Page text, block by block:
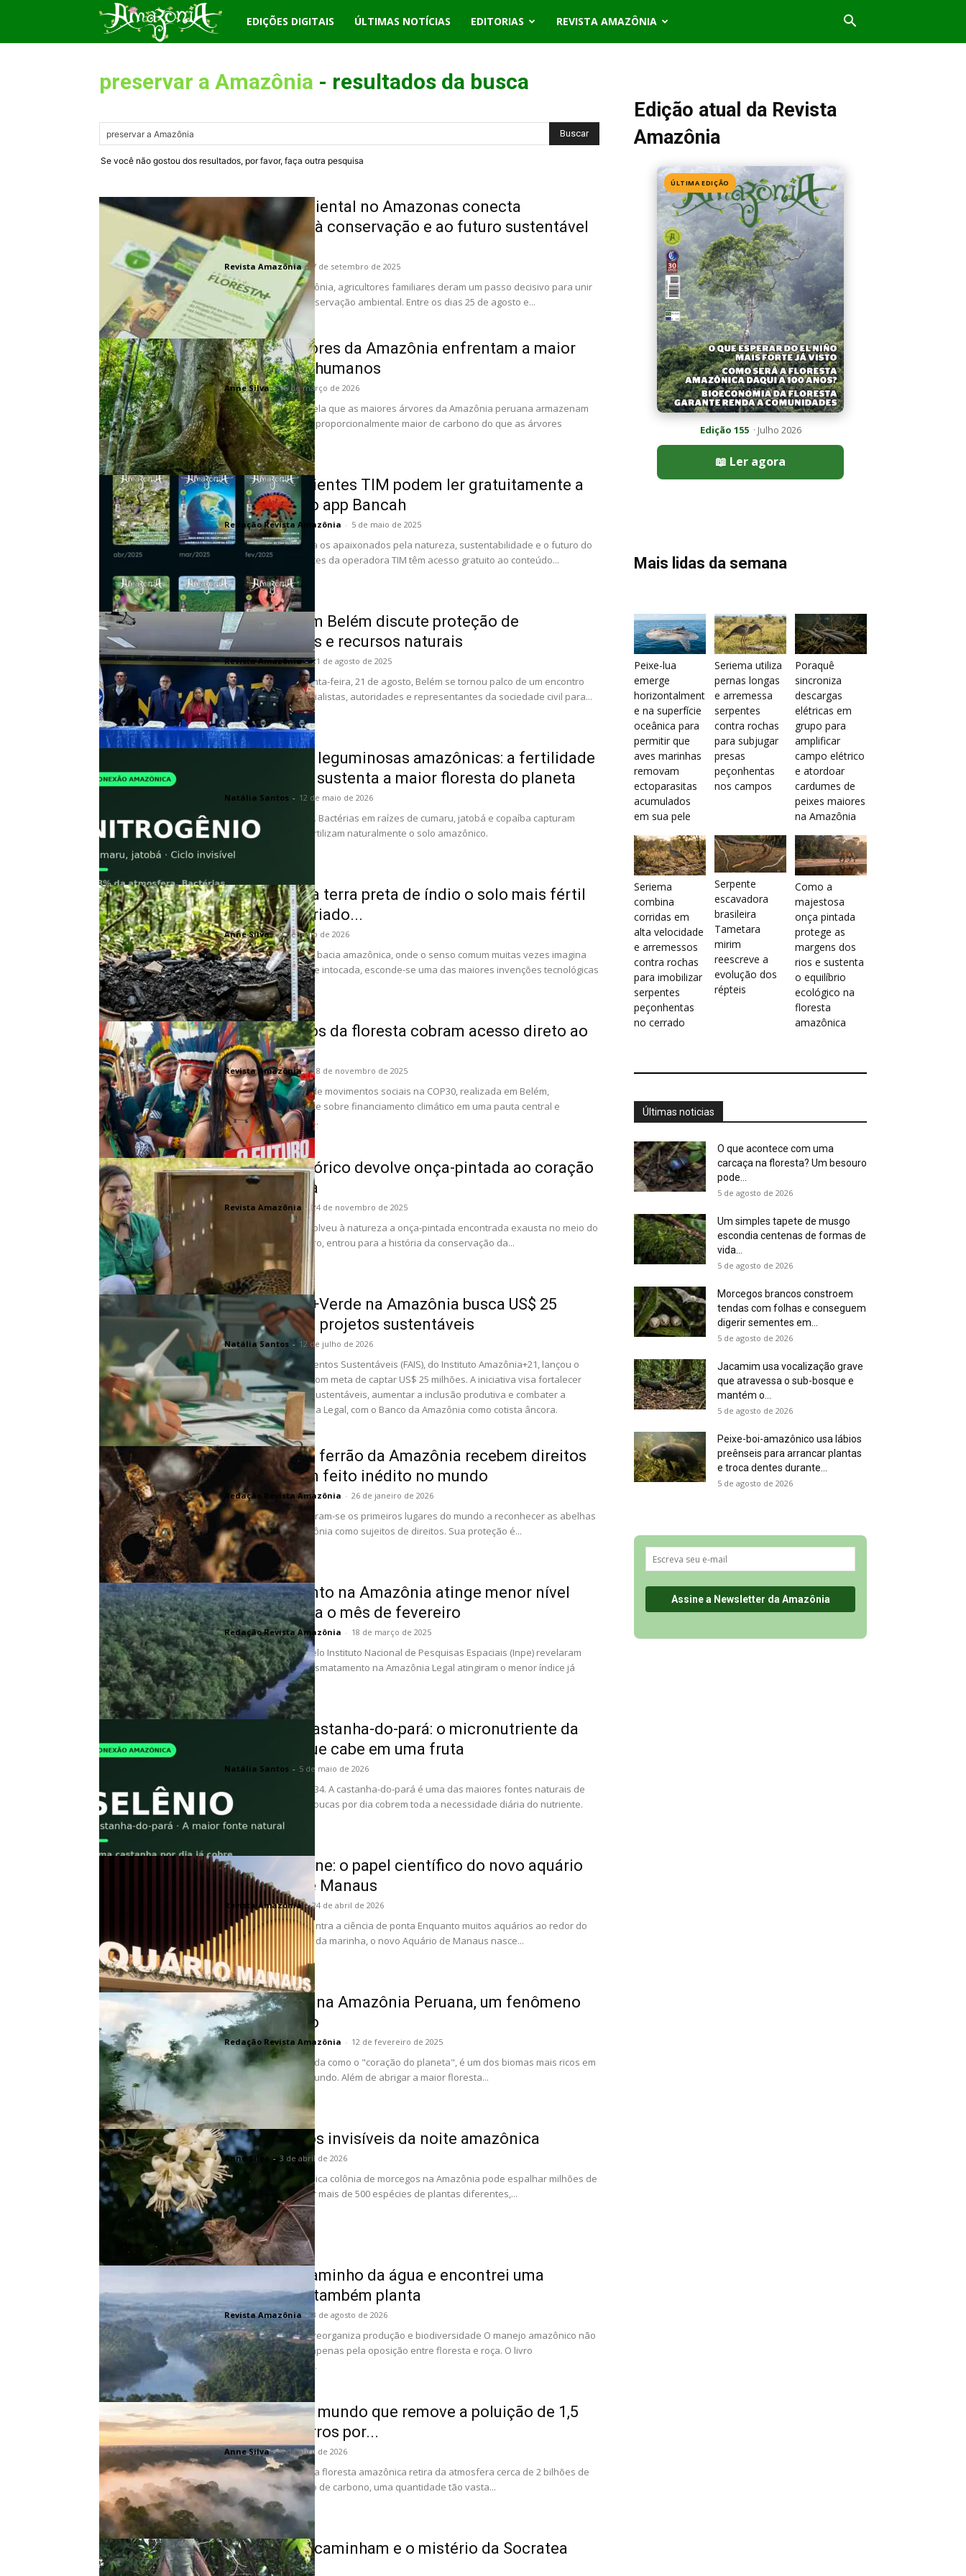
Revista
EDIÇÕES DIGITAIS ÚLTIMAS NOTÍCIAS EDITORIAS REVISTA AMAZÔNIA
preservar a Amazônia - resultados da busca
Se você não gostou dos resultados, por favor, faça outra pesquisa
Mutirão ambiental no Amazonas conecta
agricultores à conservação e ao futuro sustentável
da floresta
Revista Amazônia - 7 de setembro de 2025
No coração da Amazônia, agricultores familiares deram um passo decisivo para unir
produção rural e preservação ambiental. Entre os dias 25 de agosto e...
Maiores árvores da Amazônia enfrentam a maior
ameaça dos humanos
Anne Silva - 15 de março de 2026
Um novo estudo revela que as maiores árvores da Amazônia peruana armazenam
uma quantidade desproporcionalmente maior de carbono do que as árvores
menores. No...
Novidade, clientes TIM podem ler gratuitamente a
Amazônia no app Bancah
Redação Revista Amazônia - 5 de maio de 2025
Uma boa notícia para os apaixonados pela natureza, sustentabilidade e o futuro do
planeta: agora, clientes da operadora TIM têm acesso gratuito ao conteúdo...
Seminário em Belém discute proteção de
comunidades e recursos naturais
Revista Amazônia - 21 de agosto de 2025
Na manhã desta quinta-feira, 21 de agosto, Belém se tornou palco de um encontro
decisivo entre especialistas, autoridades e representantes da sociedade civil para...
Nitrogênio e leguminosas amazônicas: a fertilidade
invisível que sustenta a maior floresta do planeta
Natália Santos - 12 de maio de 2026
Símbolo N, número 7. Bactérias em raízes de cumaru, jatobá e copaíba capturam
nitrogênio do ar e fertilizam naturalmente o solo amazônico.
O mistério da terra preta de índio o solo mais fértil
do planeta criado...
Anne Silva - 9 de maio de 2026
Nas profundezas da bacia amazônica, onde o senso comum muitas vezes imagina
uma floresta virgem e intocada, esconde-se uma das maiores invenções tecnológicas
da...
Por que povos da floresta cobram acesso direto ao
clima
Revista Amazônia - 18 de novembro de 2025
A presença intensa de movimentos sociais na COP30, realizada em Belém,
transformou o debate sobre financiamento climático em uma pauta central e
incontornável. Entre...
Resgate histórico devolve onça-pintada ao coração
da Amazônia
Revista Amazônia - 24 de novembro de 2025
A operação que devolveu à natureza a onça-pintada encontrada exausta no meio do
Rio Negro, em outubro, entrou para a história da conservação da...
Fundo Rural+Verde na Amazônia busca US$ 25
milhões para projetos sustentáveis
Natália Santos - 12 de julho de 2026
A Facility de Investimentos Sustentáveis (FAIS), do Instituto Amazônia+21, lançou o
Fundo Rural+Verde com meta de captar US$ 25 milhões. A iniciativa visa fortalecer
cadeias produtivas sustentáveis, aumentar a inclusão produtiva e combater a
pobreza na Amazônia Legal, com o Banco da Amazônia como cotista âncora.
Abelhas sem ferrão da Amazônia recebem direitos
legais em um feito inédito no mundo
Redação Revista Amazônia - 26 de janeiro de 2026
Satipo e Nauta tornaram-se os primeiros lugares do mundo a reconhecer as abelhas
sem ferrão da Amazônia como sujeitos de direitos. Sua proteção é...
Desmatamento na Amazônia atinge menor nível
histórico para o mês de fevereiro
Redação Revista Amazônia - 18 de março de 2025
Dados divulgados pelo Instituto Nacional de Pesquisas Espaciais (Inpe) revelaram
que os alertas de desmatamento na Amazônia Legal atingiram o menor índice já
registrado...
Selênio da castanha-do-pará: o micronutriente da
Amazônia que cabe em uma fruta
Natália Santos - 5 de maio de 2026
Símbolo Se, número 34. A castanha-do-pará é uma das maiores fontes naturais de
selênio do mundo. Poucas por dia cobrem toda a necessidade diária do nutriente.
Além da vitrine: o papel científico do novo aquário
municipal de Manaus
Revista Amazônia - 24 de abril de 2026
Onde o turismo encontra a ciência de ponta Enquanto muitos aquários ao redor do
mundo celebram a vida marinha, o novo Aquário de Manaus nasce...
Rio fervente na Amazônia Peruana, um fenômeno
natural único
Redação Revista Amazônia - 12 de fevereiro de 2025
A Amazônia, conhecida como o "coração do planeta", é um dos biomas mais ricos em
biodiversidade do mundo. Além de abrigar a maior floresta...
Os jardineiros invisíveis da noite amazônica
Anne Silva - 3 de abril de 2026
A cada noite, uma única colônia de morcegos na Amazônia pode espalhar milhões de
sementes e polinizar mais de 500 espécies de plantas diferentes,...
Eu segui o caminho da água e encontrei uma
floresta que também planta
Revista Amazônia - 3 de agosto de 2026
O resultado: a água reorganiza produção e biodiversidade O manejo amazônico não
pode ser explicado apenas pela oposição entre floresta e roça. O livro
Agrobiodiversidade...
O pulmão do mundo que remove a poluição de 1,5
bilhão de carros por...
Anne Silva - 4 de abril de 2026
A cada doze meses, a floresta amazônica retira da atmosfera cerca de 2 bilhões de
toneladas de dióxido de carbono, uma quantidade tão vasta...
Árvores que caminham e o mistério da Socratea
exorrhiza
Edição atual da Revista
Amazônia
ÚLTIMA EDIÇÃO
Edição 155· Julho 2026
📖 Ler agora
Mais lidas da semana
Peixe-lua
emerge
horizontalment
e na superfície
oceânica para
permitir que
aves marinhas
removam
ectoparasitas
acumulados
em sua pele
Seriema utiliza
pernas longas
e arremessa
serpentes
contra rochas
para subjugar
presas
peçonhentas
nos campos
Poraquê
sincroniza
descargas
elétricas em
grupo para
amplificar
campo elétrico
e atordoar
cardumes de
peixes maiores
na Amazônia
Seriema
combina
corridas em
alta velocidade
e arremessos
contra rochas
para imobilizar
serpentes
peçonhentas
no cerrado
Serpente
escavadora
brasileira
Tametara
mirim
reescreve a
evolução dos
répteis
Como a
majestosa
onça pintada
protege as
margens dos
rios e sustenta
o equilíbrio
ecológico na
floresta
amazônica
Últimas noticias
O que acontece com uma
carcaça na floresta? Um besouro
pode...
5 de agosto de 2026
Um simples tapete de musgo
escondia centenas de formas de
vida...
5 de agosto de 2026
Morcegos brancos constroem
tendas com folhas e conseguem
digerir sementes em...
5 de agosto de 2026
Jacamim usa vocalização grave
que atravessa o sub-bosque e
mantém o...
5 de agosto de 2026
Peixe-boi-amazônico usa lábios
preênseis para arrancar plantas
e troca dentes durante...
5 de agosto de 2026